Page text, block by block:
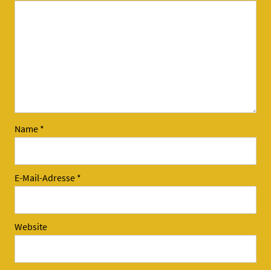
Name *
E-Mail-Adresse *
Website